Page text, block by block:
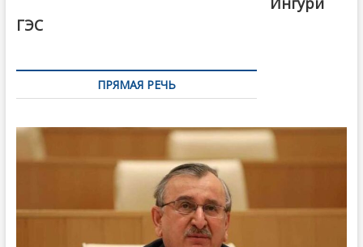
ГЭС
ПРЯМАЯ РЕЧЬ